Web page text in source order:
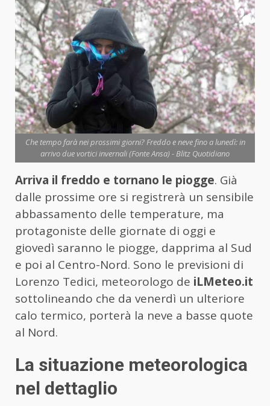
Che tempo farà nei prossimi giorni? Freddo e neve fino a lunedì: in
arrivo due vortici invernali (Fonte Ansa) - Blitz Quotidiano
Arriva il freddo e tornano le piogge. Già
dalle prossime ore si registrerà un sensibile
abbassamento delle temperature, ma
protagoniste delle giornate di oggi e
giovedì saranno le piogge, dapprima al Sud
e poi al Centro-Nord. Sono le previsioni di
Lorenzo Tedici, meteorologo de iLMeteo.it
sottolineando che da venerdì un ulteriore
calo termico, porterà la neve a basse quote
al Nord.
La situazione meteorologica
nel dettaglio